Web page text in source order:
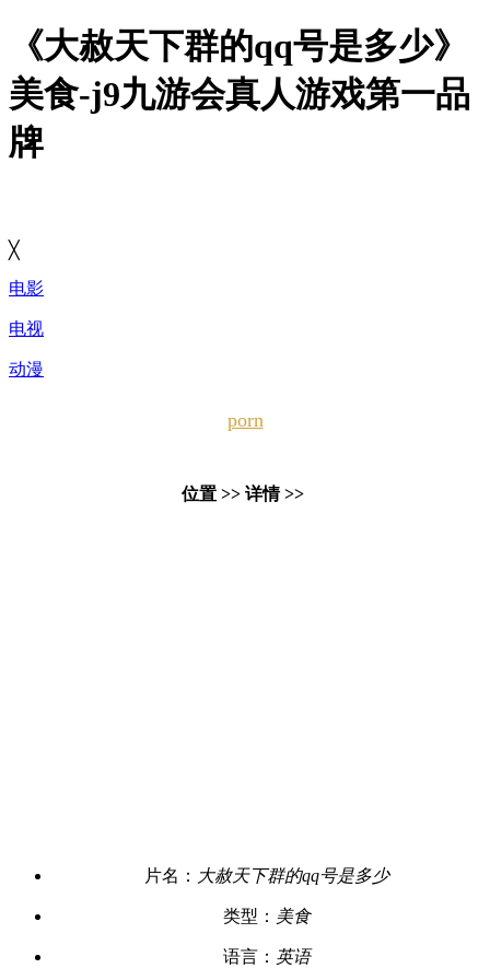
《大赦天下群的qq号是多少》
美食-j9九游会真人游戏第一品
牌
╳
电影
电视
动漫
porn
位置 >> 详情 >>
片名： 大赦天下群的qq号是多少
类型： 美食
语言： 英语